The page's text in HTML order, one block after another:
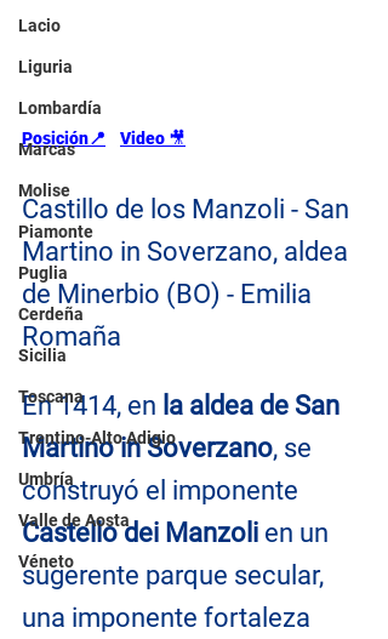
Lacio
Liguria
Lombardía
Marcas
Molise
Piamonte
Puglia
Cerdeña
Sicilia
Toscana
Trentino-Alto Adigio
Umbría
Valle de Aosta
Véneto
Posición📍 Video 🎥
Castillo de los Manzoli - San
Martino in Soverzano, aldea
de Minerbio (BO) - Emilia
Romaña
En 1414, en la aldea de San
Martino in Soverzano, se
construyó el imponente
Castello dei Manzoli en un
sugerente parque secular,
una imponente fortaleza